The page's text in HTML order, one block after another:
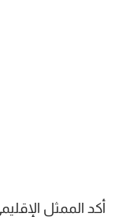
أكد الممثل